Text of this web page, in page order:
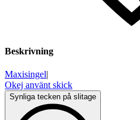
Beskrivning
Maxisingel|
Okej använt skick
Synliga tecken på slitage